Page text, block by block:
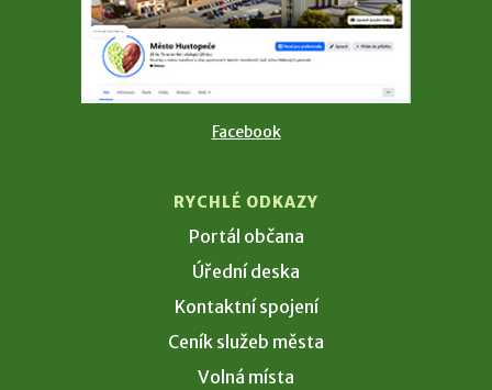
Facebook
RYCHLÉ ODKAZY
Portál občana
Úřední deska
Kontaktní spojení
Ceník služeb města
Volná místa